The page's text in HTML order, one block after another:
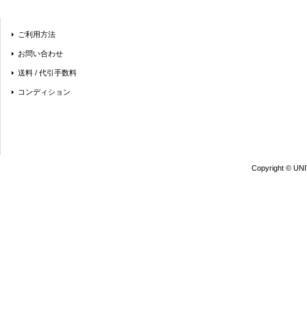
ご利用方法
お問い合わせ
送料 / 代引手数料
コンディション
Copyright ©